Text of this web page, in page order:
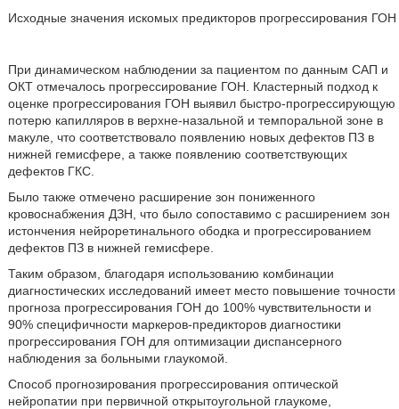
Исходные значения искомых предикторов прогрессирования ГОН
При динамическом наблюдении за пациентом по данным САП и
ОКТ отмечалось прогрессирование ГОН. Кластерный подход к
оценке прогрессирования ГОН выявил быстро-прогрессирующую
потерю капилляров в верхне-назальной и темпоральной зоне в
макуле, что соответствовало появлению новых дефектов ПЗ в
нижней гемисфере, а также появлению соответствующих
дефектов ГКС.
Было также отмечено расширение зон пониженного
кровоснабжения ДЗН, что было сопоставимо с расширением зон
истончения нейроретинального ободка и прогрессированием
дефектов ПЗ в нижней гемисфере.
Таким образом, благодаря использованию комбинации
диагностических исследований имеет место повышение точности
прогноза прогрессирования ГОН до 100% чувствительности и
90% специфичности маркеров-предикторов диагностики
прогрессирования ГОН для оптимизации диспансерного
наблюдения за больными глаукомой.
Способ прогнозирования прогрессирования оптической
нейропатии при первичной открытоугольной глаукоме,